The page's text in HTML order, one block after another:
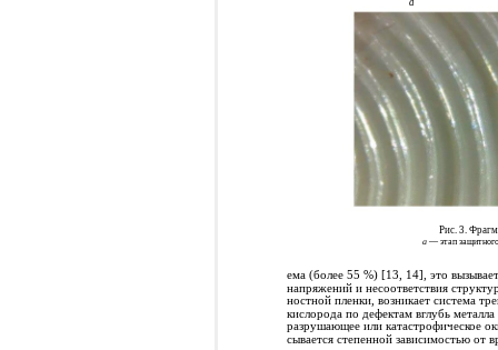
Рис. 3.
а — этап
ема (более 55 %) [13, 14], это
напряжений и несоответствия
ностной пленки, возникает система
кислорода по дефектам вглубь
разрушающее или катастрофическое
сывается степенной зависимостью от